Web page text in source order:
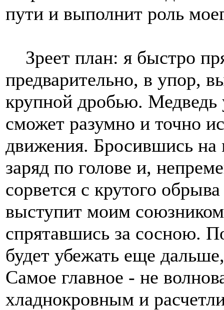
пути и выполнит роль
Зреет план: я быстро
предварительно, в упор,
крупной дробью. Медведь
сможет разумно и точно
движения. Бросившись
заряд по голове и,
сорвется с крутого
выступит моим
спрятавшись за сосною.
будет убежать еще
Самое главное - не
хладнокровным и